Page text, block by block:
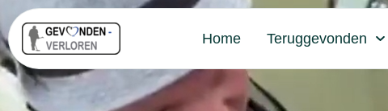
Home Teruggevonden